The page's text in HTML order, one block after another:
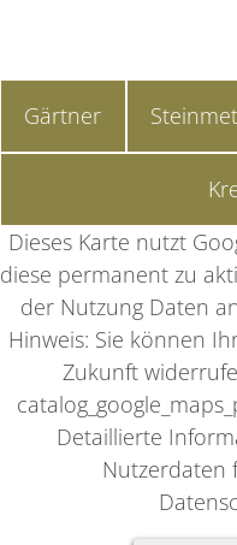
Gärtner
Dieses Karte nutzt
diese permanent zu
der Nutzung Daten
Hinweis: Sie können
Zukunft
Detaillierte
Nutzerdaten